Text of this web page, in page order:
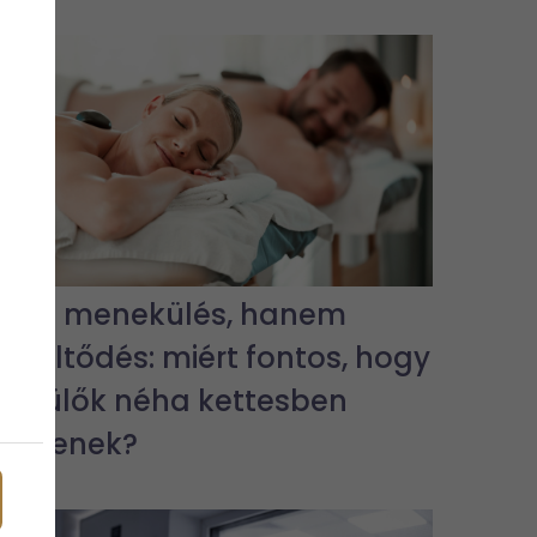
Nem menekülés, hanem
feltöltődés: miért fontos, hogy
a szülők néha kettesben